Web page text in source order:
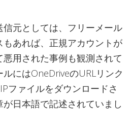
元としては、フリーメール
あれば、正規アカウントが
用された事例も観測されて
にはOneDriveのURLリンク
ファイルをダウンロードさ
日本語で記述されていまし